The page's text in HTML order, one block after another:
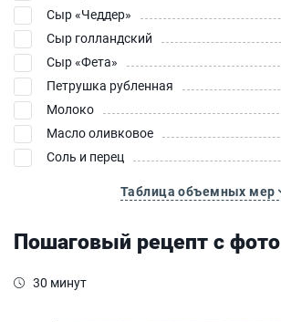
Сыр «Чеддер»‎
Сыр голландский
Сыр «Фета»‎
Петрушка рубленная
Молоко
Масло оливковое
Соль и перец
Таблица объемных мер
Пошаговый рецепт с фото
30 минут